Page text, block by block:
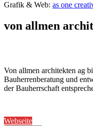
Grafik & Web: as one
von allmen
Von allmen architekten ag
Bauherrenberatung und
der Bauherrschaft
Webseite